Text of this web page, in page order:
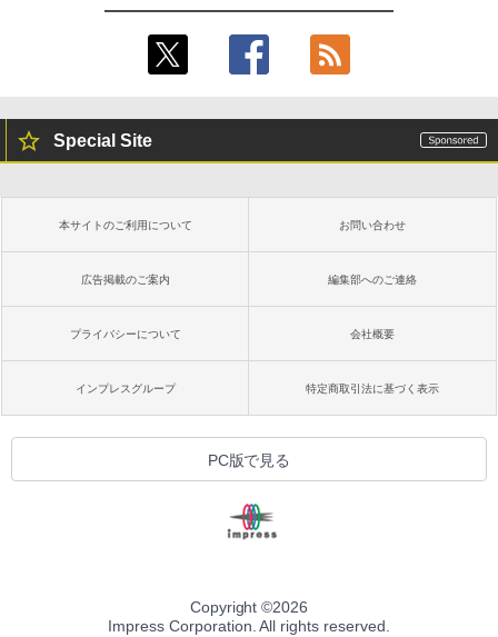
Special Site
本サイトのご利用について お問い合わせ
広告掲載のご案内 編集部へのご連絡
プライバシーについて 会社概要
インプレスグループ 特定商取引法に基づく表示
PC版で見る
Copyright ©2026
Impress Corporation. All rights reserved.